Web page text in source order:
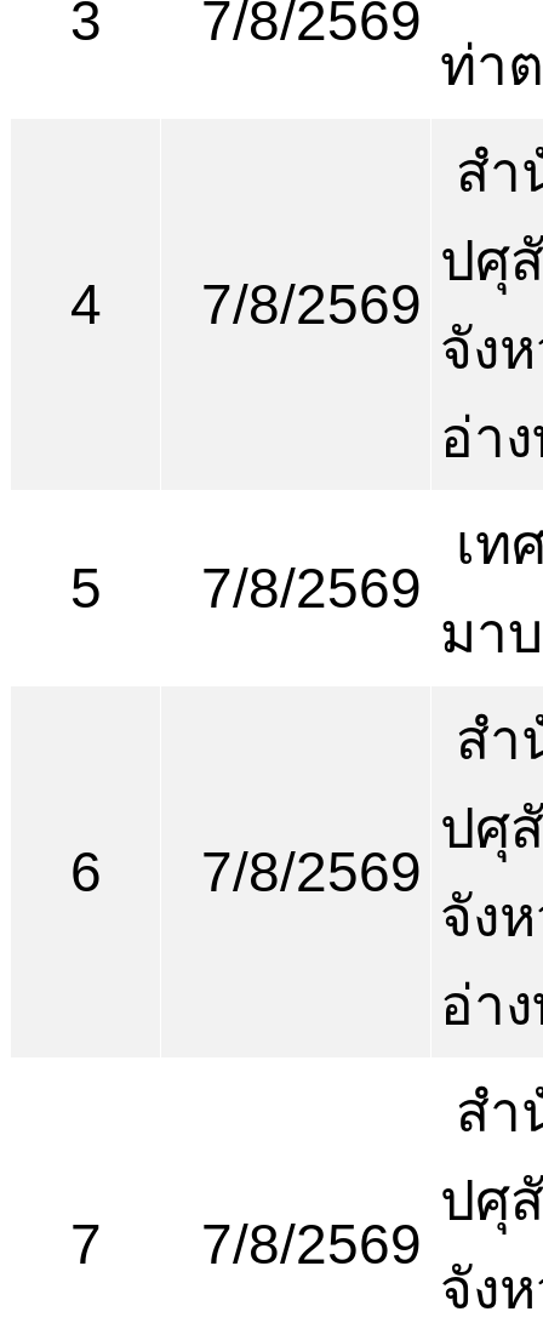
3 7/8/2569
ท่า
4 7/8/2569
สำ
ปศุ
จัง
อ่า
5 7/8/2569
เท
มา
6 7/8/2569
สำ
ปศุ
จัง
อ่า
7 7/8/2569
สำ
ปศุ
จัง